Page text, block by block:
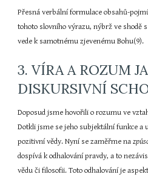
Přesná verbální formulace obsahů-
tohoto slovního výrazu, nýbrž ve shodě
vede k samotnému zjevenému Bohu(9).
3. VÍRA A ROZUM
DISKURSIVNÍ
Doposud jsme hovořili o rozumu ve
Dotkli jsme se jeho subjektální funkce a
pozitivní vědy. Nyní se zaměřme na
dospívá k odhalování pravdy, a to
vědu či filosofii. Toto odhalování je